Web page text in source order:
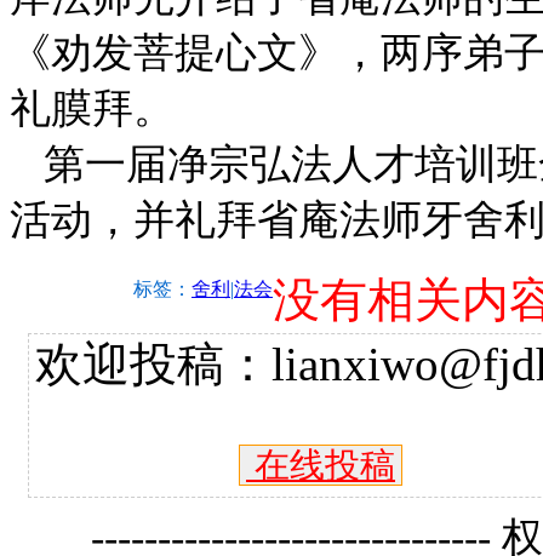
《劝发菩提心文》，两序弟
礼膜拜。
第一届净宗弘法人才培训
活动，并礼拜省庵法师牙舍
标签： 舍利 |法会没有相关内
欢迎投稿：
在线投稿
------------------------------